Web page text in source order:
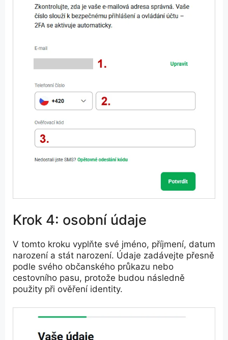
Krok 4: osobní údaje
V tomto kroku vyplňte své jméno, příjmení, datum
narození a stát narození. Údaje zadávejte přesně
podle svého občanského průkazu nebo
cestovního pasu, protože budou následně
použity při ověření identity.